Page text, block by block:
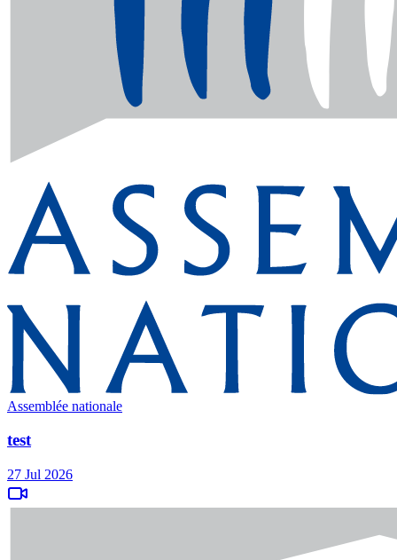
Assemblée nationale
test
27 Jul 2026